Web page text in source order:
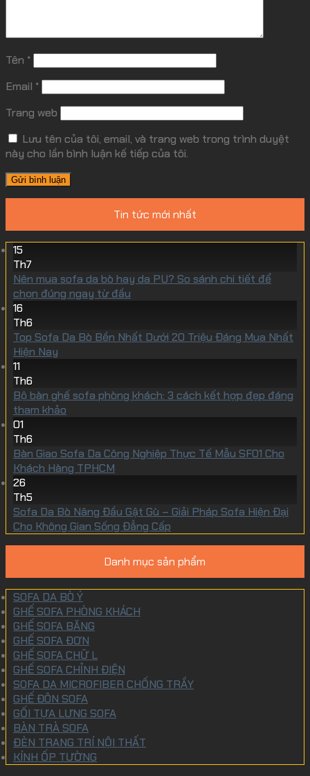
Tên *
Email *
Trang web
Lưu tên của tôi, email, và trang web trong trình duyệt
này cho lần bình luận kế tiếp của tôi.
Tin tức mới nhất
15
Th7
Nên mua sofa da bò hay da PU? So sánh chi tiết để
chọn đúng ngay từ đầu
16
Th6
Top Sofa Da Bò Bền Nhất Dưới 20 Triệu Đáng Mua Nhất
Hiện Nay
11
Th6
Bộ bàn ghế sofa phòng khách: 3 cách kết hợp đẹp đáng
tham khảo
01
Th6
Bàn Giao Sofa Da Công Nghiệp Thực Tế Mẫu SF01 Cho
Khách Hàng TPHCM
26
Th5
Sofa Da Bò Nâng Đầu Gật Gù – Giải Pháp Sofa Hiện Đại
Cho Không Gian Sống Đẳng Cấp
Danh mục sản phẩm
SOFA DA BÒ Ý
GHẾ SOFA PHÒNG KHÁCH
GHẾ SOFA BĂNG
GHẾ SOFA ĐƠN
GHẾ SOFA CHỮ L
GHẾ SOFA CHỈNH ĐIỆN
SOFA DA MICROFIBER CHỐNG TRẦY
GHẾ ĐÔN SOFA
GỐI TỰA LƯNG SOFA
BÀN TRÀ SOFA
ĐÈN TRANG TRÍ NỘI THẤT
KÍNH ỐP TƯỜNG